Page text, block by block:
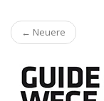
← Neuere